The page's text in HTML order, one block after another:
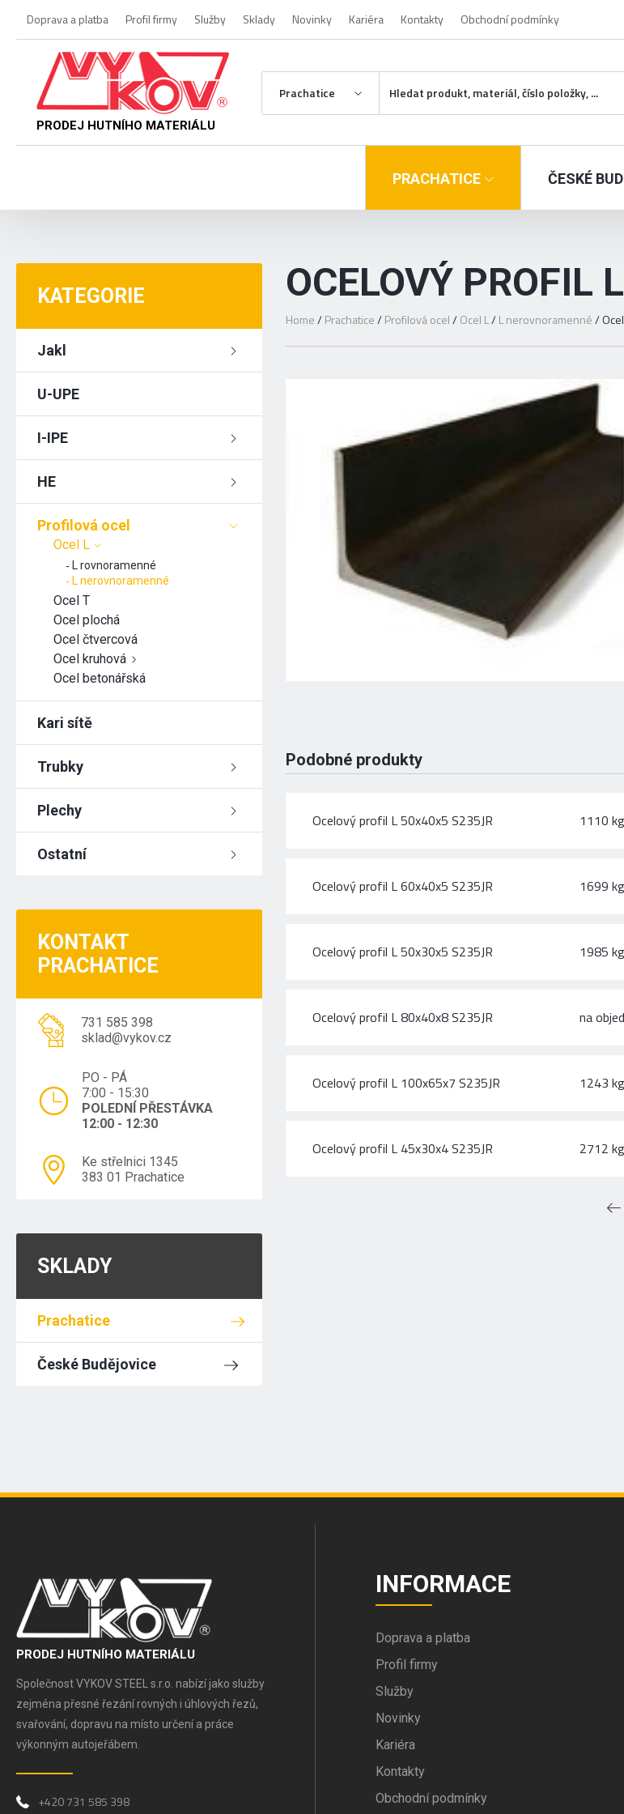
Doprava a platba Profil firmy Služby Sklady Novinky Kariéra Kontakty Obchodní podmínky
PRODEJ HUTNÍHO MATERIÁLU
Prachatice
PRACHATICE ČESKÉ
KATEGORIE
Jakl
U-UPE
I-IPE
HE
Profilová ocel
Ocel L
L rovnoramenné
L nerovnoramenné
Ocel T
Ocel plochá
Ocel čtvercová
Ocel kruhová
Ocel betonářská
Kari sítě
Trubky
Plechy
Ostatní
KONTAKT
PRACHATICE
731 585 398
sklad@vykov.cz
PO - PÁ
7:00 - 15:30
POLEDNÍ PŘESTÁVKA
12:00 - 12:30
Ke střelnici 1345
383 01 Prachatice
SKLADY
Prachatice
České Budějovice
OCELOVÝ
Home/ Prachatice/ Profilová ocel/ Ocel L/ L nerovnoramenné/
Podobné produkty
Ocelový profil L 50x40x5 S235JR 1110 kg
Ocelový profil L 60x40x5 S235JR 1699 kg
Ocelový profil L 50x30x5 S235JR 1985 kg
Ocelový profil L 80x40x8 S235JR na
Ocelový profil L 100x65x7 S235JR 1243 kg
Ocelový profil L 45x30x4 S235JR 2712 kg
PRODEJ HUTNÍHO MATERIÁLU
Společnost VYKOV STEEL s.r.o. nabízí jako služby
zejména přesné řezání rovných i úhlových řezů,
svařování, dopravu na místo určení a práce
výkonným autojeřábem.
+420 731 585 398
INFORMACE
Doprava a platba
Profil firmy
Služby
Novinky
Kariéra
Kontakty
Obchodní podmínky